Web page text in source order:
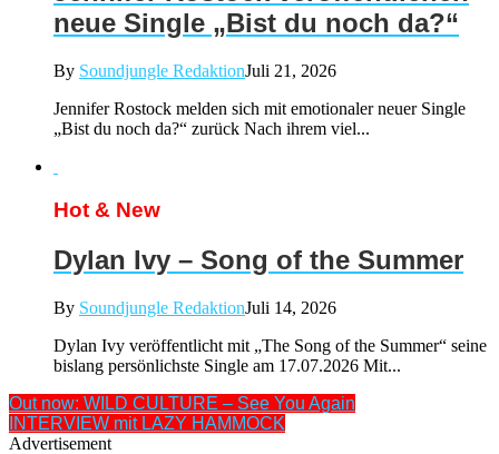
neue Single „Bist du noch da?“
By Soundjungle RedaktionJuli 21, 2026
Jennifer Rostock melden sich mit emotionaler neuer Single
„Bist du noch da?“ zurück Nach ihrem viel...
Hot & New
Dylan Ivy – Song of the Summer
By Soundjungle RedaktionJuli 14, 2026
Dylan Ivy veröffentlicht mit „The Song of the Summer“ seine
bislang persönlichste Single am 17.07.2026 Mit...
Out now: WILD CULTURE – See You Again
INTERVIEW mit LAZY HAMMOCK
Advertisement